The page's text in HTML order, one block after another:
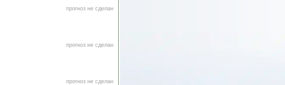
прогноз не сделан
прогноз не сделан
прогноз не сделан